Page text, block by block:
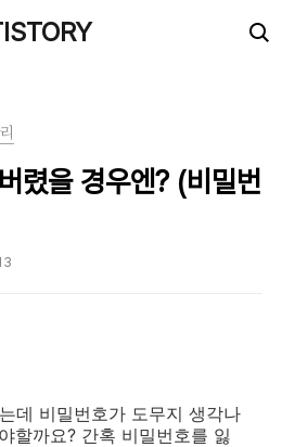
렸을 경우엔? (비밀번
데 비밀번호가 도무지 생각나
할까요? 간혹 비밀번호를 잃